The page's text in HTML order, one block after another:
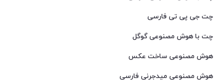
چت جی پی تی فارسی
چت با هوش مصنوعی گوگل
هوش مصنوعی ساخت عکس
هوش مصنوعی میدجرنی فارسی